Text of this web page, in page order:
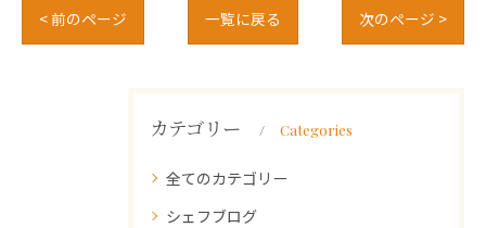
< 前のページ 一覧に戻る 次のページ >
カテゴリー Categories
全てのカテゴリー
シェフブログ